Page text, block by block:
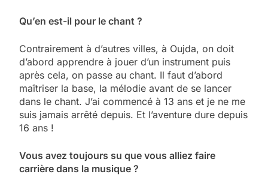
Qu’en est-il pour le chant ?
Contrairement à d’autres villes, à Oujda, on doit
d’abord apprendre à jouer d’un instrument puis
après cela, on passe au chant. Il faut d’abord
maîtriser la base, la mélodie avant de se lancer
dans le chant. J’ai commencé à 13 ans et je ne me
suis jamais arrêté depuis. Et l’aventure dure depuis
16 ans !
Vous avez toujours su que vous alliez faire
carrière dans la musique ?